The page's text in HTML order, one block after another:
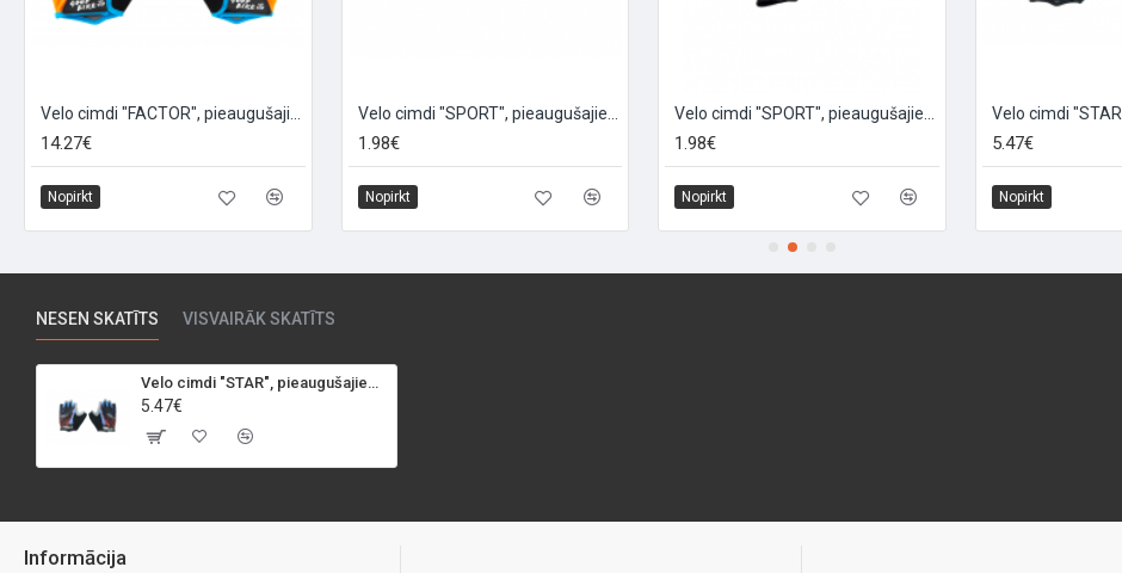
14.27€
Nopirkt
1.98€
Nopirkt
1.98€
Nopirkt
5.47€
Nopirkt
NESEN SKATĪTS VISVAIRĀK SKATĪTS
Velo cimdi "STAR", pieaugušajiem, izmērs: S, melni/zili
5.47€
Informācija